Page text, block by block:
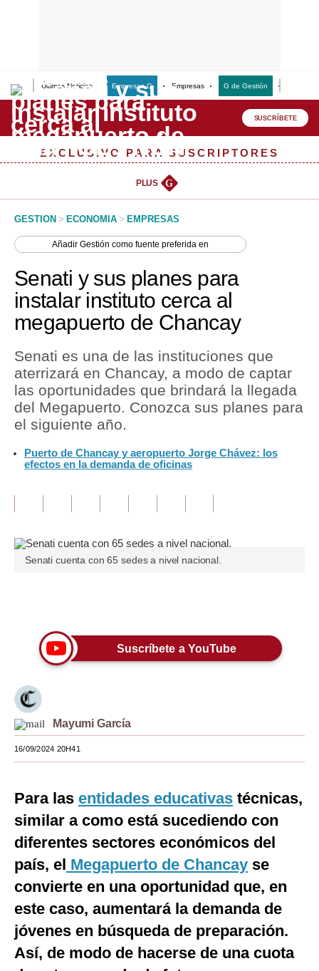
Últimas Noticias Empresas G Empresas G de Gestión
Lo último
Peru Quiosco
Management & Empleo
Perú
Política
Finanzas Personales
Inmobiliarias
Plus G
Opinión
Blogs
Viajes
Moda
Estilos
Mundo
EEUU
España
Tecnología
Club del Suscriptor
Mix
SUSCRÍBETE
EXCLUSIVO PARA SUSCRIPTORES
PLUS G
GESTION > ECONOMIA > EMPRESAS
AñadirGestión como fuente preferida en
Senati y sus planes para
instalar instituto cerca al
megapuerto de Chancay
Senati es una de las instituciones que
aterrizará en Chancay, a modo de captar
las oportunidades que brindará la llegada
del Megapuerto. Conozca sus planes para
el siguiente año.
Puerto de Chancay y aeropuerto Jorge Chávez: los
efectos en la demanda de oficinas
Senati cuenta con 65 sedes a nivel nacional.
Suscríbete a YouTube
Mayumi García
16/09/2024 20H41
Para las entidades educativas técnicas,
similar a como está sucediendo con
diferentes sectores económicos del
país, el Megapuerto de Chancay se
convierte en una oportunidad que, en
este caso, aumentará la demanda de
jóvenes en búsqueda de preparación.
Así, de modo de hacerse de una cuota